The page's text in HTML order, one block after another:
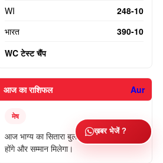
WI
248-10
भारत
390-10
WC टेस्ट चैंप
आज का राशिफल Aur
मेष
आज भाग्य का सितारा बुलंद रहेगा। निजी काम पूरे
होंगे और सम्मान मिलेगा।
ख़बर भेजें ?